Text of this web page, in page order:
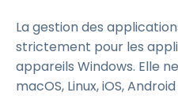
La gestion des
strictement pour les
appareils Windows. Elle
macOS, Linux, iOS,